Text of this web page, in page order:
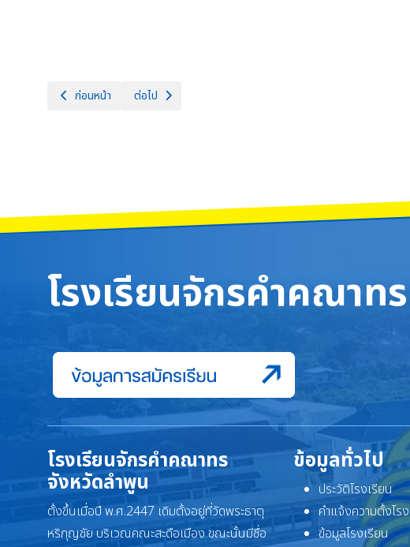
เนื้อหาก่อนหน้า: โรงเรียนจักรคำคณาทร จังหวัดลำพูนขอแสดงความยินดีกับ นัก
ก่อนหน้า เนื้อหาถัดไป: โรงเรียนจักรคำคณาทร จังหวัดลำพูนขอแสดงคว
ต่อไป
โรงเรียนจักรคำคณาท
โรงเรียนจักรคำคณาทร
จังหวัดลำพูน
ตั้งขึ้นเมื่อปี พ.ศ.2447 เดิมตั้งอยู่ที่วัดพระธาตุ
หริภุญชัย บริเวณคณะสะดือเมือง ขณะนั้นมีชื่อ
ข้อมูลทั่วไป
ประวัติโรงเรียน
คำแจ้งความตั้งโร
ข้อมูลโรงเรียน